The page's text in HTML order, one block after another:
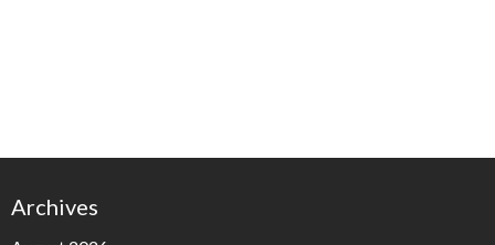
Archives